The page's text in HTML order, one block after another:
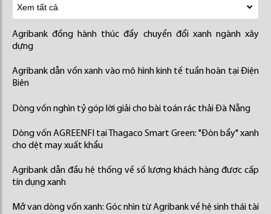
Agribank đồng hành thúc đẩy chuyển đổi xanh ngành xây
dựng
Agribank dẫn vốn xanh vào mô hình kinh tế tuần hoàn tại Điện
Biên
Dòng vốn nghìn tỷ góp lời giải cho bài toán rác thải Đà Nẵng
Dòng vốn AGREENFI tại Thagaco Smart Green: "Đòn bẩy" xanh
cho dệt may xuất khẩu
Agribank dẫn đầu hệ thống về số lượng khách hàng được cấp
tín dụng xanh
Mở van dòng vốn xanh: Góc nhìn từ Agribank về hệ sinh thái tài